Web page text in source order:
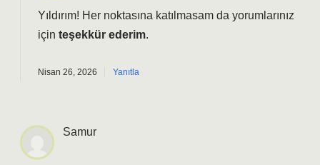
Yıldırım! Her noktasına katılmasam da yorumlarınız
için teşekkür ederim.
Nisan 26, 2026 Yanıtla
Samur